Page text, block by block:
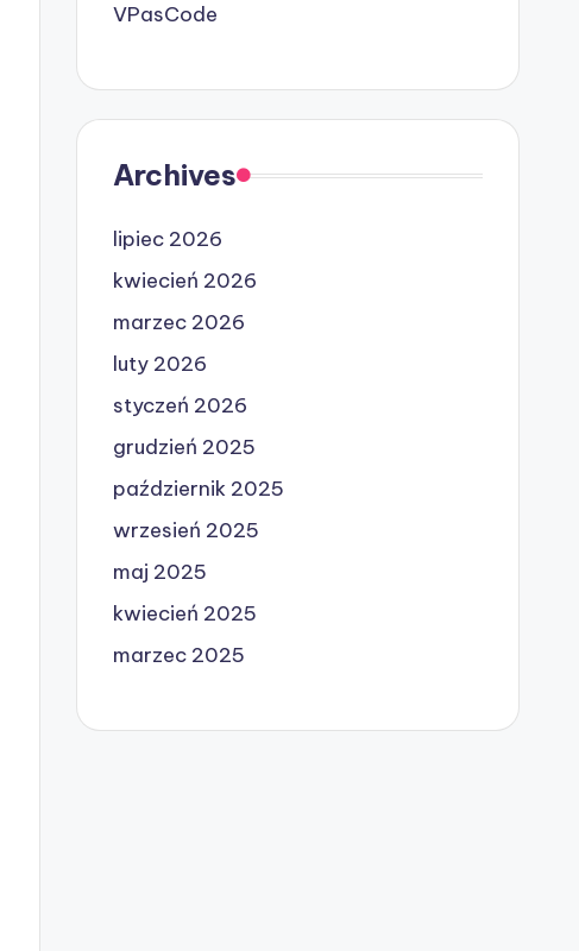
VPasCode
Archives
lipiec 2026
kwiecień 2026
marzec 2026
luty 2026
styczeń 2026
grudzień 2025
październik 2025
wrzesień 2025
maj 2025
kwiecień 2025
marzec 2025